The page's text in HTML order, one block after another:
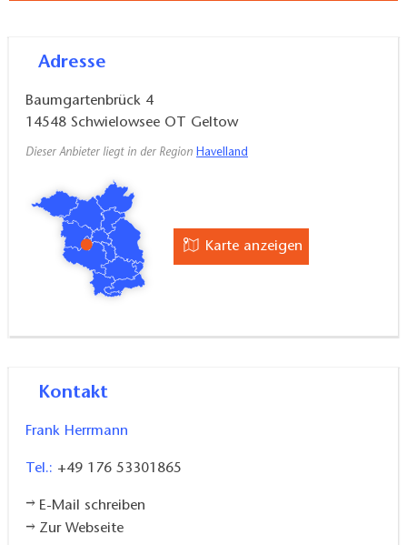
groß. Sie laden mit ihrer modernen Einrichtung und
ein. Die Wohnungen wurden mit viel Liebe
Wohnbereich finden Sie eine gemütliche Sitzecke
mit einem 2-Sitzer und einem extra Sessel; natürlich
auch einen Couchtisch. Hier findet sich auch der
Flachbild-TV. In der offenen Landhausküche müssen
Sie auf Nichts verzichten. Es gibt einen Elektroherd,
einen Kühlschrank mit Gefriermöglichkeit, einen
und auch einen Wasserkocher. Sie finden hier alles
„Schlaf ist offensichtlich das Nichtvorhandenseins des
wachen Zustandes“, haben wir in beiden geräumigen
Moderne und Komfort gelegt. Hier können Sie in
bequemen Betten erholsame Nächte verbringen und
Adresse
Baumgartenbrück 4
14548 Schwielowsee OT Geltow
Dieser Anbieter liegt in der Region Havelland
Karte anzeigen
Kontakt
Frank Herrmann
Tel.: +49 176 53301865
E-Mail schreiben
Zur Webseite